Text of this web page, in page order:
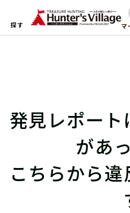
探す マ
発見レポー
があ
こちらから